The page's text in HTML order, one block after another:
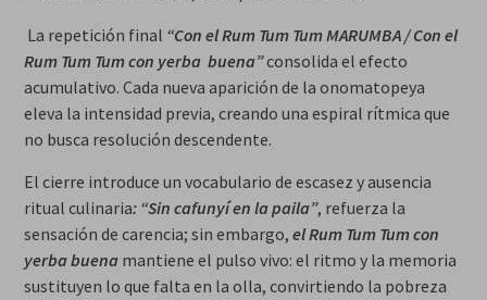
La repetición final “Con el Rum Tum Tum MARUMBA / Con el
Rum Tum Tum con yerba buena”consolida el efecto
acumulativo. Cada nueva aparición de la onomatopeya
eleva la intensidad previa, creando una espiral rítmica que
no busca resolución descendente.
El cierre introduce un vocabulario de escasez y ausencia
ritual culinaria: “Sin cafunyí en la paila”, refuerza la
sensación de carencia; sin embargo, el Rum Tum Tum con
yerba buenamantiene el pulso vivo: el ritmo y la memoria
sustituyen lo que falta en la olla, convirtiendo la pobreza